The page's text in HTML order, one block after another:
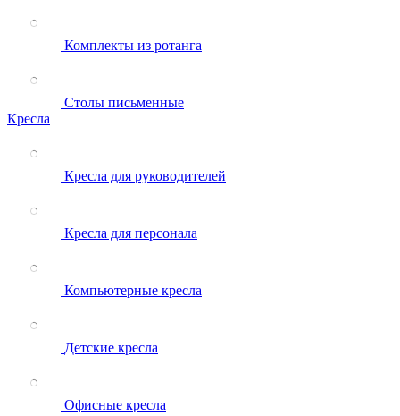
Комплекты из ротанга
Столы письменные
Кресла
Кресла для руководителей
Кресла для персонала
Компьютерные кресла
Детские кресла
Офисные кресла